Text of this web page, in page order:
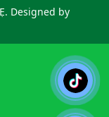
Designed by